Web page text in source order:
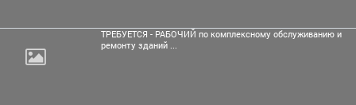
ТРЕБУЕТСЯ - РАБОЧИЙ по комплексному обслуживанию и
ремонту зданий ...